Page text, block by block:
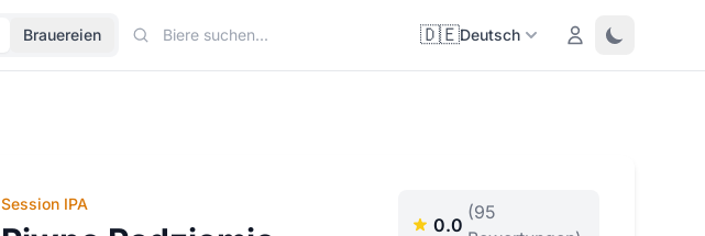
Brauereien 🇩🇪Deutsch Login Toggle
Session IPA
0.0
(95